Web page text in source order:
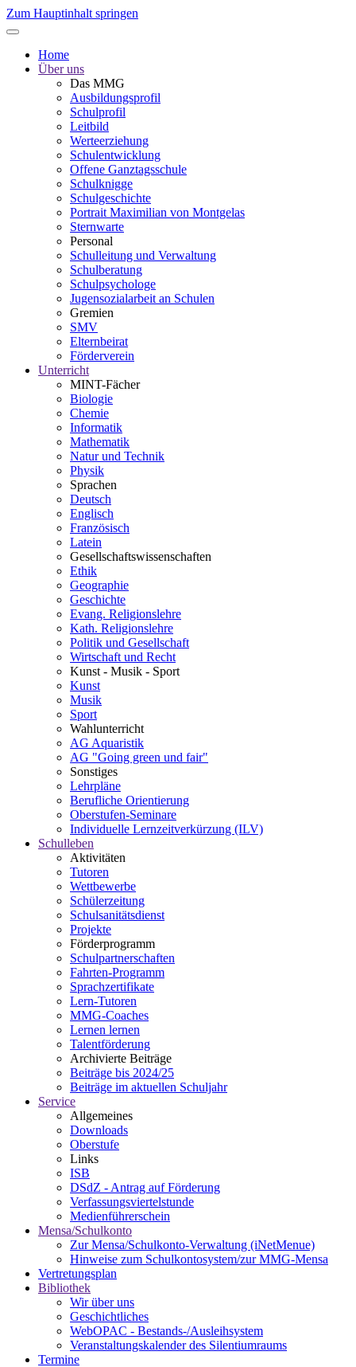
Zum Hauptinhalt springen
Home
Über uns
Das MMG
Ausbildungsprofil
Schulprofil
Leitbild
Werteerziehung
Schulentwicklung
Offene Ganztagsschule
Schulknigge
Schulgeschichte
Portrait Maximilian von Montgelas
Sternwarte
Personal
Schulleitung und Verwaltung
Schulberatung
Schulpsychologe
Jugensozialarbeit an Schulen
Gremien
SMV
Elternbeirat
Förderverein
Unterricht
MINT-Fächer
Biologie
Chemie
Informatik
Mathematik
Natur und Technik
Physik
Sprachen
Deutsch
Englisch
Französisch
Latein
Gesellschaftswissenschaften
Ethik
Geographie
Geschichte
Evang. Religionslehre
Kath. Religionslehre
Politik und Gesellschaft
Wirtschaft und Recht
Kunst - Musik - Sport
Kunst
Musik
Sport
Wahlunterricht
AG Aquaristik
AG "Going green und fair"
Sonstiges
Lehrpläne
Berufliche Orientierung
Oberstufen-Seminare
Individuelle Lernzeitverkürzung (ILV)
Schulleben
Aktivitäten
Tutoren
Wettbewerbe
Schülerzeitung
Schulsanitätsdienst
Projekte
Förderprogramm
Schulpartnerschaften
Fahrten-Programm
Sprachzertifikate
Lern-Tutoren
MMG-Coaches
Lernen lernen
Talentförderung
Archivierte Beiträge
Beiträge bis 2024/25
Beiträge im aktuellen Schuljahr
Service
Allgemeines
Downloads
Oberstufe
Links
ISB
DSdZ - Antrag auf Förderung
Verfassungsviertelstunde
Medienführerschein
Mensa/Schulkonto
Zur Mensa/Schulkonto-Verwaltung (iNetMenue)
Hinweise zum Schulkontosystem/zur MMG-Mensa
Vertretungsplan
Bibliothek
Wir über uns
Geschichtliches
WebOPAC - Bestands-/Ausleihsystem
Veranstaltungskalender des Silentiumraums
Termine